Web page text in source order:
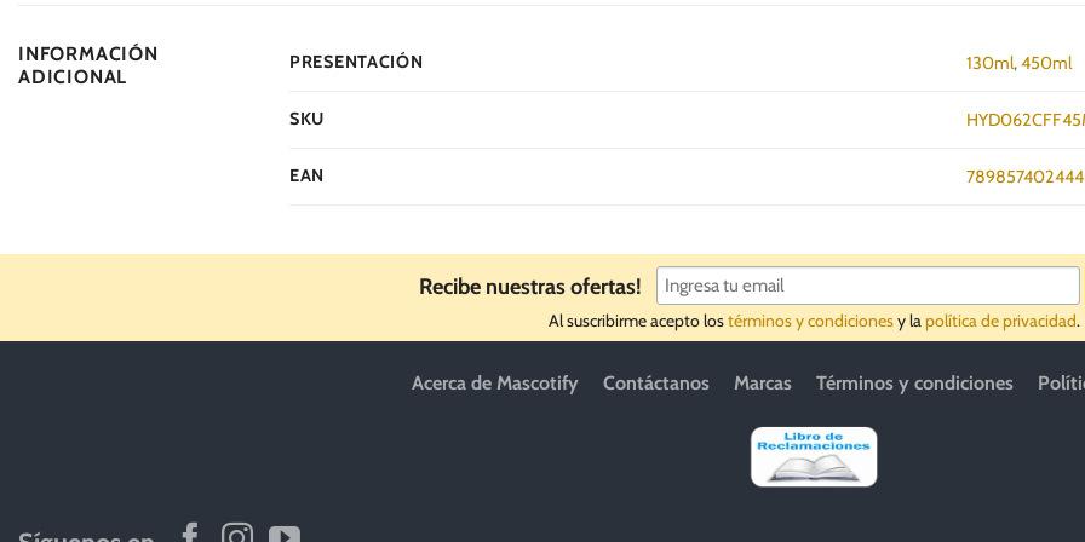
INFORMACIÓN
ADICIONAL
PRESENTACIÓN 130ml,450ml
SKU
EAN
Recibe nuestras ofertas!
Al suscribirme acepto lostérminos y condicionesy lapolítica de privacidad.
Acerca de Mascotify Contáctanos Marcas Términos y condiciones